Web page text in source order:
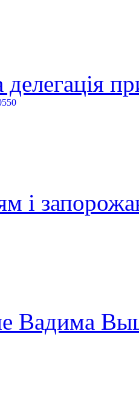
делегація
і
Вадима